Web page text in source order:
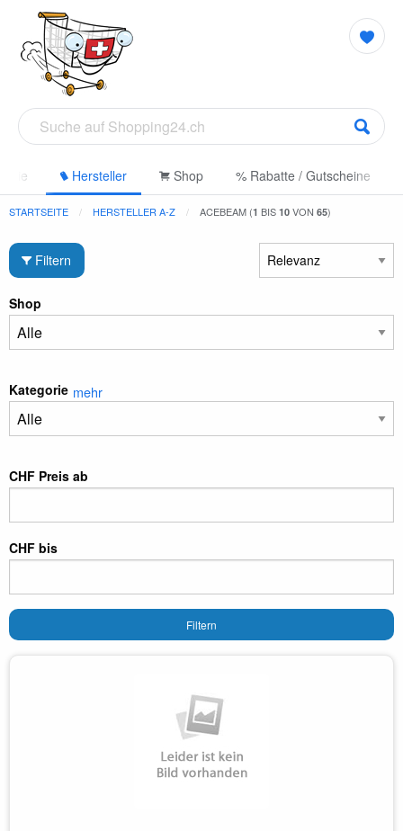
Hersteller Shop % Rabatte / Gutscheine
STARTSEITE HERSTELLER A-Z ACEBEAM (1 BIS 10 VON 65)
Filtern
Shop
Kategorie mehr
CHF Preis ab
CHF bis
Filtern